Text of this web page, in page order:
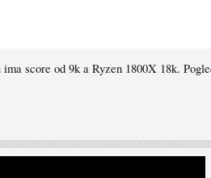
score od 9k a Ryzen 1800X 18k.